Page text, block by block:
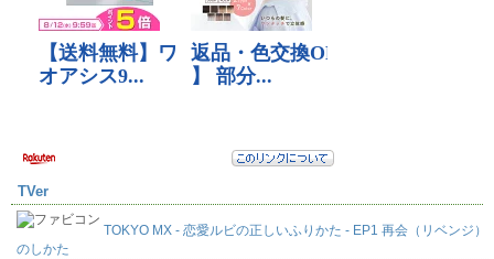
TVer
TOKYO MX - 恋愛ルビの正しいふりかた - EP1 再会（リベンジ）
のしかた